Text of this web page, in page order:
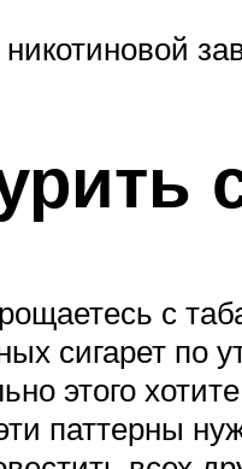
с
сигарет
этого
паттерны